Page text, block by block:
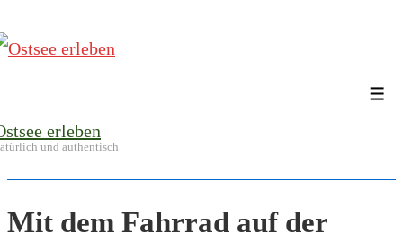
Zum
erleben
und authentisch
Mit dem Fahrrad auf der